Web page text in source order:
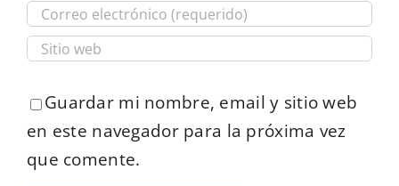
Guardar mi nombre, email y sitio web
en este navegador para la próxima vez
que comente.